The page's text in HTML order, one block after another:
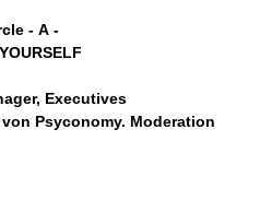
- A -
Executives
Psyconomy. Moderation